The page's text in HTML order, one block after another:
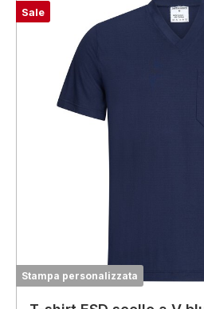
Sale
Stampa personalizzata